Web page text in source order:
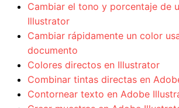
Cambiar el tono y porcentaje de
Illustrator
Cambiar rápidamente un color
documento
Colores directos en Illustrator
Combinar tintas directas en
Contornear texto en Adobe